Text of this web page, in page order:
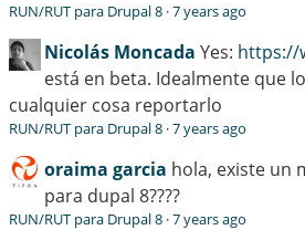
RUN/RUT para Drupal 8 ·7 years ago
Nicolás Moncada Yes: https://
está en beta. Idealmente que
cualquier cosa reportarlo
RUN/RUT para Drupal 8 ·7 years ago
oraima garcia hola, existe un
para dupal 8????
RUN/RUT para Drupal 8 ·7 years ago